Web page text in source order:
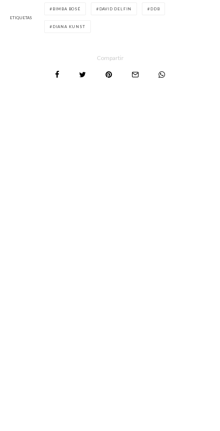
ETIQUETAS
BIMBA BOSÉ DAVID DELFIN DDB
DIANA KUNST
Compartir